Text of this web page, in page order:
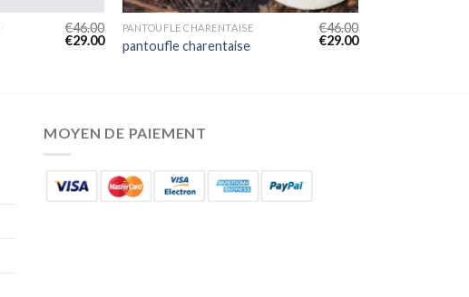
€46.00
€29.00
PANTOUFLE CHARENTAISE
pantoufle charentaise
€46.00
€29.00
MOYEN DE PAIEMENT